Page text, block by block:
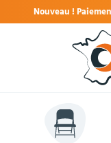
en 4x sans frais.